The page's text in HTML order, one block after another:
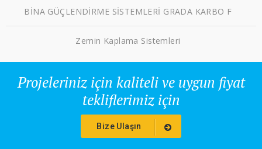
BİNA GÜÇLENDİRME SİSTEMLERİ GRADA KARBO F
Zemin Kaplama Sistemleri
Projeleriniz için kaliteli ve uygun fiyat
tekliflerimiz için
Bize Ulaşın